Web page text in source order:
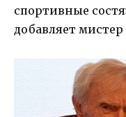
спортивные
добавляет мистер